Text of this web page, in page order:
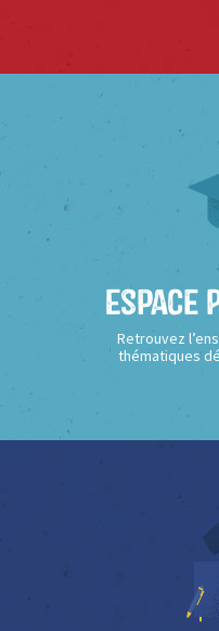
Espace
Retrouvez
thématiques